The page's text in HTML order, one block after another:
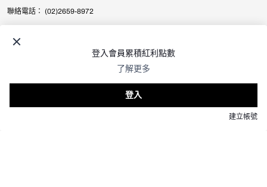
聯絡電話： (02)2659-8972
© 2026